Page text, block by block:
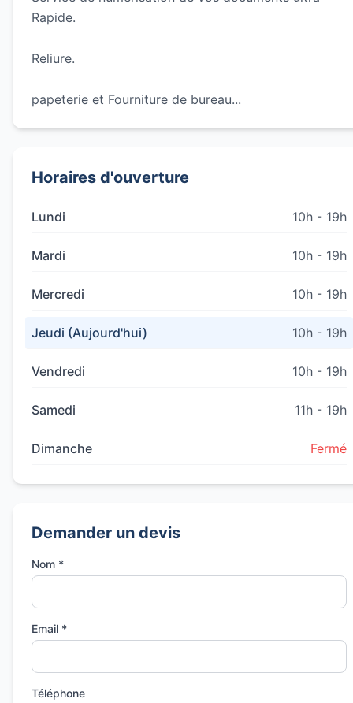
Rapide.
Reliure.
papeterie et Fourniture de bureau...
Horaires d'ouverture
Lundi 10h - 19h
Mardi 10h - 19h
Mercredi 10h - 19h
Jeudi (Aujourd'hui) 10h - 19h
Vendredi 10h - 19h
Samedi 11h - 19h
Dimanche Fermé
Demander un devis
Nom *
Email *
Téléphone